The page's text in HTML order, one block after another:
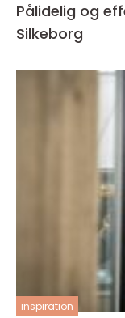
Pålidelig og
Silkeborg
inspiration